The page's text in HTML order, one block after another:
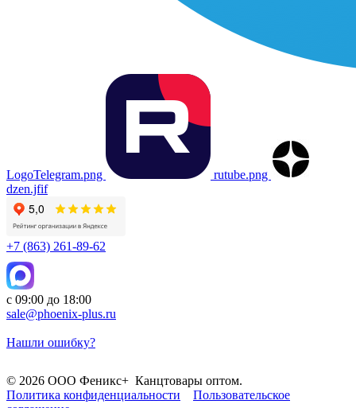
LogoTelegram.png
rutube.png
dzen.jfif
+7 (863) 261-89-62
с 09:00 до 18:00
sale@phoenix-plus.ru
Нашли ошибку?
© 2026 ООО Феникс+ Канцтовары оптом.
Политика конфиденциальности
Пользовательское